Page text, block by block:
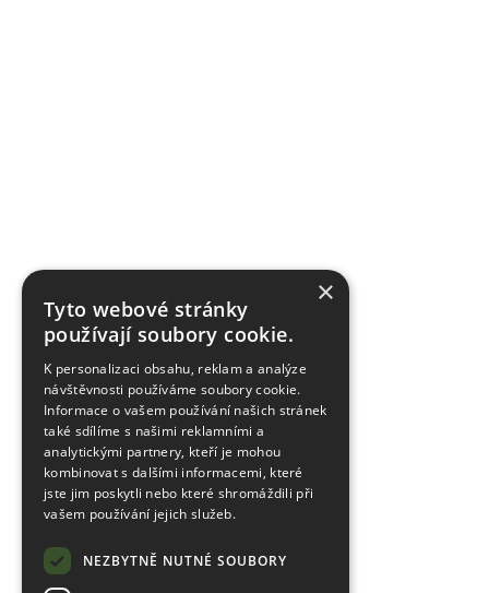
×
Tyto webové stránky
používají soubory cookie.
K personalizaci obsahu, reklam a analýze
návštěvnosti používáme soubory cookie.
Informace o vašem používání našich stránek
také sdílíme s našimi reklamními a
analytickými partnery, kteří je mohou
kombinovat s dalšími informacemi, které
jste jim poskytli nebo které shromáždili při
vašem používání jejich služeb.
NEZBYTNĚ NUTNÉ SOUBORY